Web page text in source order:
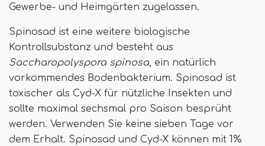
Gewerbe- und Heimgärten zugelassen.
Spinosad ist eine weitere biologische
Kontrollsubstanz und besteht aus
Saccharopolyspora spinosa, ein natürlich
vorkommendes Bodenbakterium. Spinosad ist
toxischer als Cyd-X für nützliche Insekten und
sollte maximal sechsmal pro Saison besprüht
werden. Verwenden Sie keine sieben Tage vor
dem Erhalt. Spinosad und Cyd-X können mit 1%